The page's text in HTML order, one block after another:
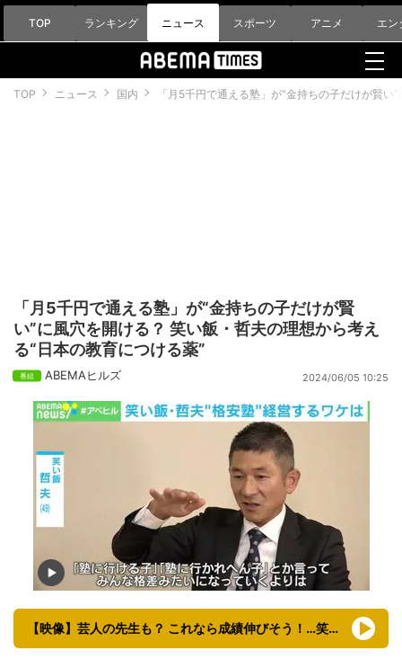
TOP ランキング ニュース スポーツ アニメ エン
TOP ニュース 国内 「月5千円で通える塾」が“金持ちの子だけが賢
「月5千円で通える塾」が“金持ちの子だけが賢
い”に風穴を開ける？ 笑い飯・哲夫の理想から考え
る“日本の教育につける薬”
ABEMAヒルズ 2024/06/05 10:25
【映像】芸人の先生も？ これなら成績伸びそう！…笑い飯・哲夫の塾の様子